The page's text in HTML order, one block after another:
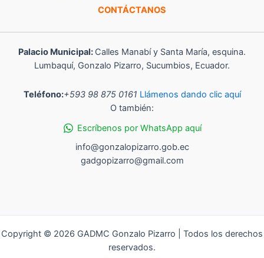
CONTÁCTANOS
Palacio Municipal: Calles Manabí y Santa María, esquina.
Lumbaquí, Gonzalo Pizarro, Sucumbios, Ecuador.
Teléfono:+593 98 875 0161 Llámenos dando clic aquí
O también:
Escríbenos por WhatsApp aquí
info@gonzalopizarro.gob.ec
gadgopizarro@gmail.com
Copyright © 2026 GADMC Gonzalo Pizarro | Todos los derechos
reservados.